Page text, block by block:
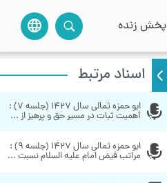
پخش زنده language
اسناد مرتبط
أهميت ثبات در مسير حق و پرهيز از ...
مراتب فیض امام علیه السلام نسبت ...